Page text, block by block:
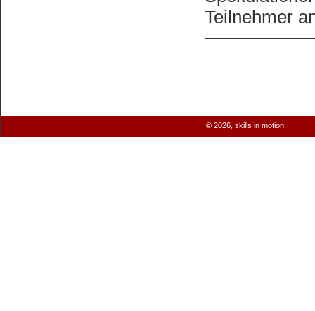
Teilnehmer
© 2026, skills in motion